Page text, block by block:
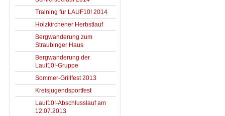
Training für LAUF10! 2014
Holzkirchener Herbstlauf
Bergwanderung zum
Straubinger Haus
Bergwanderung der
Lauf10!-Gruppe
Sommer-Grillfest 2013
Kreisjugendsportfest
Lauf10!-Abschlusslauf am
12.07.2013